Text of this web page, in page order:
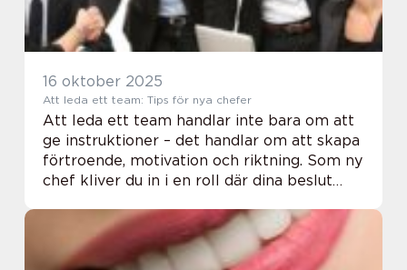
16 oktober 2025
Att leda ett team: Tips för nya chefer
Att leda ett team handlar inte bara om att
ge instruktioner – det handlar om att skapa
förtroende, motivation och riktning. Som ny
chef kliver du in i en roll där dina beslut